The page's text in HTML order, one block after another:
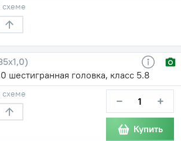
схеме
шестигранная головка, класс 5.8
схеме − +
Купить